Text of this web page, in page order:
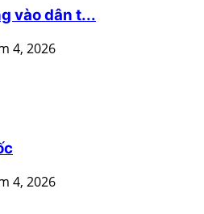
vào dân t...
4, 2026
4, 2026